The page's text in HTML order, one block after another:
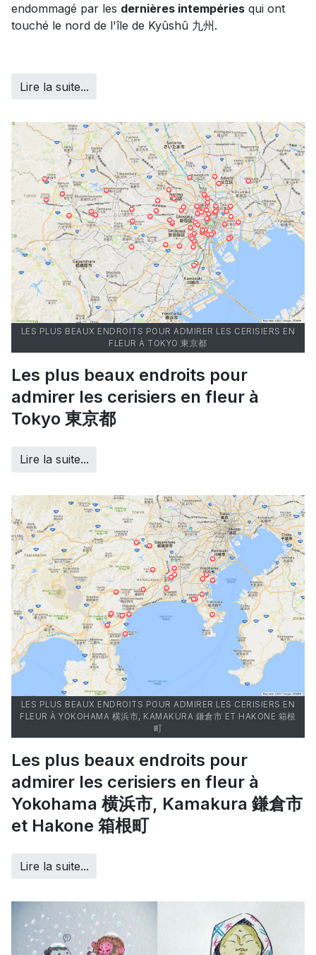
endommagé par les dernières intempéries qui ont
touché le nord de l'île de Kyûshû 九州.
Lire la suite...
LES PLUS BEAUX ENDROITS POUR ADMIRER LES CERISIERS EN
FLEUR À TOKYO 東京都
Les plus beaux endroits pour
admirer les cerisiers en fleur à
Tokyo 東京都
Lire la suite...
LES PLUS BEAUX ENDROITS POUR ADMIRER LES CERISIERS EN
FLEUR À YOKOHAMA 横浜市, KAMAKURA 鎌倉市 ET HAKONE 箱根
町
Les plus beaux endroits pour
admirer les cerisiers en fleur à
Yokohama 横浜市, Kamakura 鎌倉市
et Hakone 箱根町
Lire la suite...